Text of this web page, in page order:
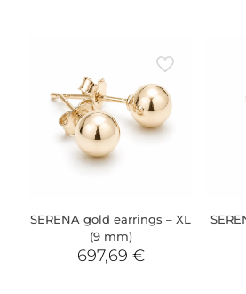
SERENA gold earrings – XL
(9 mm)
697,69 €